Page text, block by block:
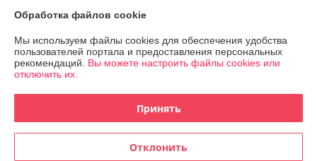
Информация для покупателя
Индивидуальный предприниматель:ИП Заплетнюк Роман Петрович
г.Минск, ул.Пономаренко 32, кв.77
Регистрационный номер ЕГР: 193992498
Регистрационный орган: Минский горисполком
Обработка файлов cookie
Мы используем файлы cookies для обеспечения удобства
пользователей портала и предоставления персональных
рекомендаций. Вы можете настроить файлы cookies или
отключить их.
Принять
Отклонить